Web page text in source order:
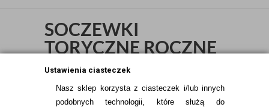
Ustawienia ciasteczek
Nasz sklep korzysta z ciasteczek i/lub innych
podobnych technologii, które służą do
SOCZEWKI
TORYCZNE ROCZNE
Sortuj po: